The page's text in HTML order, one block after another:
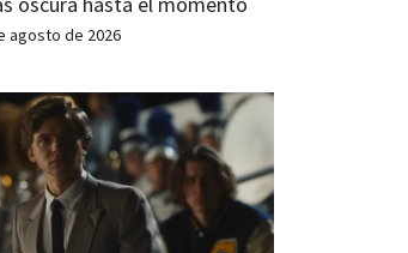
agosto de 2026